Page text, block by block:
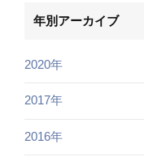
年別アーカイブ
2020年
2017年
2016年